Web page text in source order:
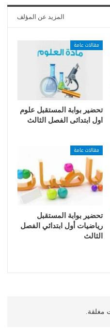
المزيد عن المؤلف
مقالات عامة
تحضير بوابة المستقبل علوم
اول ابتدائى الفصل الثالث
مقالات عامة
تحضير بوابة المستقبل
رياضيات أول ابتدائي الفصل
الثالث
مغلقة.